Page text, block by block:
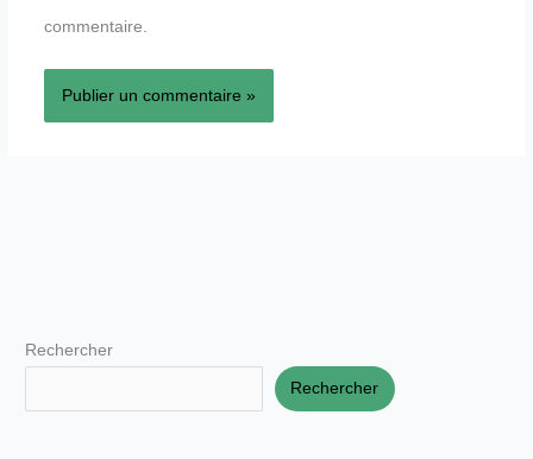
commentaire.
Rechercher
Rechercher